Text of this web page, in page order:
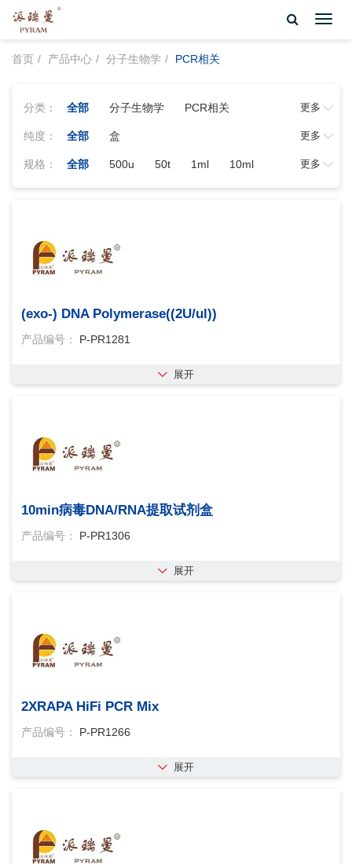
首页
产品中心 分子生物学 PCR相关
分类： 全部 分子生物学 PCR相关 更多
纯度： 全部 盒 更多
规格： 全部 500u 50t 1ml
10ml
1000u
40ku 100 ml
100ml
4000u
500t
体
更多
(exo-) DNA Polymerase((2U/ul))
产品编号： P-PR1281
展开
10min病毒DNA/RNA提取试剂盒
产品编号： P-PR1306
展开
2XRAPA HiFi PCR Mix
产品编号： P-PR1266
展开